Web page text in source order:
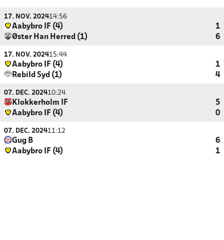
17. NOV. 202414:56
Aabybro IF (4)
1
Øster Han Herred (1)
6
17. NOV. 202415:44
Aabybro IF (4)
1
Rebild Syd (1)
4
07. DEC. 202410:24
Klokkerholm IF
5
Aabybro IF (4)
0
07. DEC. 202411:12
Gug B
6
Aabybro IF (4)
1